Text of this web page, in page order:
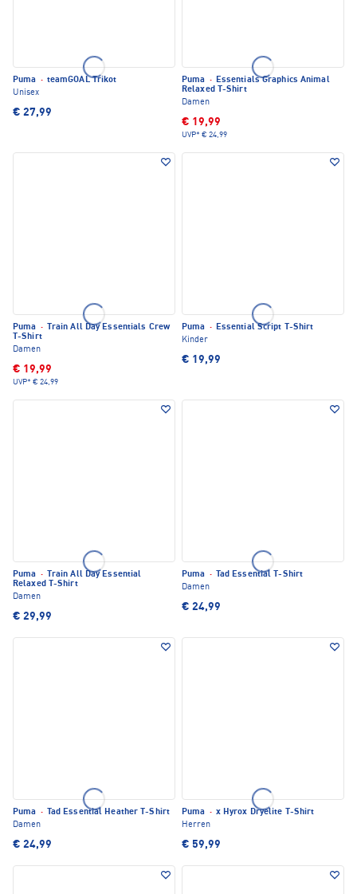
Puma · teamGOAL Trikot
Unisex
€ 27,99
Puma · Essentials Graphics Animal
Relaxed T-Shirt
Damen
€ 19,99
UVP* € 24,99
Puma ·
Train All Day Essentials Crew
T-Shirt
Damen
€ 19,99
UVP* € 24,99
Puma · Essential Script T-Shirt
Kinder
€ 19,99
Puma ·
Train All Day Essential
Relaxed T-Shirt
Damen
€ 29,99
Puma ·
Tad Essential T-Shirt
Damen
€ 24,99
Puma ·
Tad Essential Heather T-Shirt
Damen
€ 24,99
Puma · x Hyrox Dryelite T-Shirt
Herren
€ 59,99